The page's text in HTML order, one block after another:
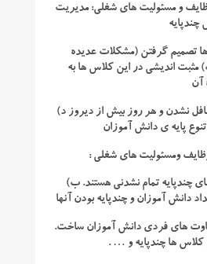
و مسئولیت های شغلی: مدیریت
تصمیم گرفتن (مشکلات عدیده
مثبت اندیشی در این کلاس ها به
آن
نشدن و هر روز بیش از دیروز د)
تنوع پایه ی دانش آموزان
ومسئولیت های شغلی :
چندپایه تمام نشدنی هستند. ب)
دانش آموزان و چندپایه بودن آنها
های فردی دانش آموزان ساخت.
کلاس ها چندپایه و … .